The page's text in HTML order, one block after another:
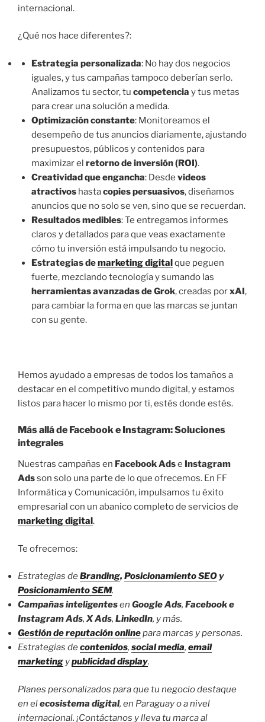
internacional.
¿Qué nos hace diferentes?:
Estrategia personalizada: No hay dos negocios
iguales, y tus campañas tampoco deberían serlo.
Analizamos tu sector, tu competencia y tus metas
para crear una solución a medida.
Optimización constante: Monitoreamos el
desempeño de tus anuncios diariamente, ajustando
presupuestos, públicos y contenidos para
maximizar el retorno de inversión (ROI).
Creatividad que engancha: Desde videos
atractivoshastacopies persuasivos, diseñamos
anuncios que no solo se ven, sino que se recuerdan.
Resultados medibles: Te entregamos informes
claros y detallados para que veas exactamente
cómo tu inversión está impulsando tu negocio.
Estrategias demarketing digitalque peguen
fuerte, mezclando tecnología y sumando las
herramientas avanzadas de Grok, creadas porxAI,
para cambiar la forma en que las marcas se juntan
con su gente.
Hemos ayudado a empresas de todos los tamaños a
destacar en el competitivo mundo digital, y estamos
listos para hacer lo mismo por ti, estés donde estés.
Más allá de Facebooke Instagram: Soluciones
integrales
Nuestras campañas en Facebook Adse Instagram
Adsson solo una parte de lo que ofrecemos. En FF
Informática y Comunicación, impulsamos tu éxito
empresarial con un abanico completo de servicios de
marketing digital.
Te ofrecemos:
Estrategias deBranding, Posicionamiento SEOy
Posicionamiento SEM.
Campañas inteligentesen Google Ads, Facebook e
Instagram Ads, X Ads, LinkedIn, y más.
Gestión de reputación onlinepara marcas y personas.
Estrategias decontenidos, social media, email
marketing ypublicidad display.
Planes personalizados para que tu negocio destaque
en elecosistema digital, en Paraguay o a nivel
internacional. ¡Contáctanos y lleva tu marca al